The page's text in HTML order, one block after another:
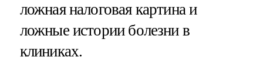
ложная налоговая картина и
ложные истории болезни в
клиниках.